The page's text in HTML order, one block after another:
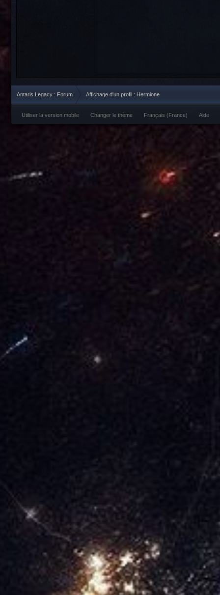
Antaris Legacy : Forum Affichage d'un profil : Hermione
Utiliser la version mobile Changer le thème Français (France) Aide